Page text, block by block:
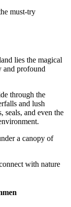
must-try
lies the magical
and profound
through the
and lush
seals, and even the
a canopy of
with nature